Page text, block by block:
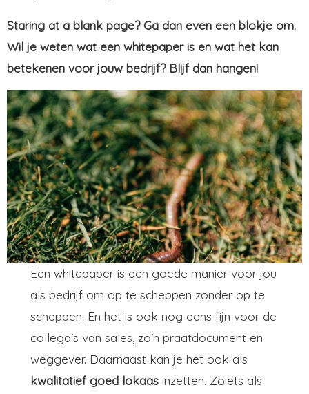
Staring at a blank page? Ga dan even een blokje om.
Wil je weten wat een whitepaper is en wat het kan
betekenen voor jouw bedrijf? Blijf dan hangen!
Een whitepaper is een goede manier voor jou
als bedrijf om op te scheppen zonder op te
scheppen. En het is ook nog eens fijn voor de
collega’s van sales, zo’n praatdocument en
weggever. Daarnaast kan je het ook als
kwalitatief goed lokaas inzetten. Zoiets als